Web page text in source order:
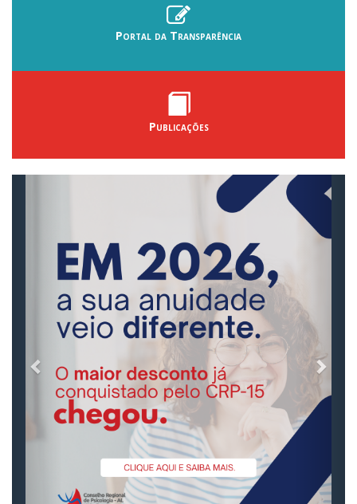
Portal da Transparência
Publicações